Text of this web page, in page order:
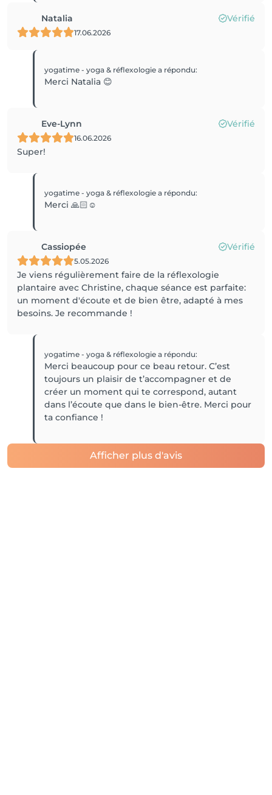
Natalia Vérifié
17.06.2026
yogatime - yoga & réflexologiea répondu:
Merci Natalia 😊
Eve-Lynn Vérifié
16.06.2026
Super!
yogatime - yoga & réflexologiea répondu:
Merci 🙏🏻☺️
Cassiopée Vérifié
5.05.2026
Je viens régulièrement faire de la réflexologie
plantaire avec Christine, chaque séance est parfaite:
un moment d'écoute et de bien être, adapté à mes
besoins. Je recommande !
yogatime - yoga & réflexologiea répondu:
Merci beaucoup pour ce beau retour. C’est
toujours un plaisir de t’accompagner et de
créer un moment qui te correspond, autant
dans l’écoute que dans le bien-être. Merci pour
ta confiance !
Afficher plus d'avis